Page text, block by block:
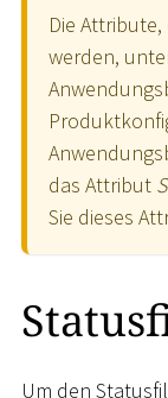
Die
werden,
das Attribut
Sie dieses
Um den